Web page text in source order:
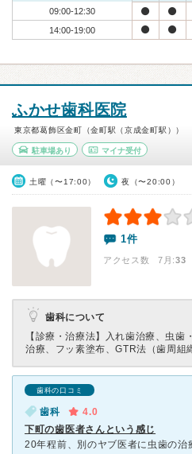
09:00-12:30
14:00-19:00
ふかせ歯科医院
東京都葛飾区金町（金町駅（京成金町駅））
駐車場あり マイナ受付
土曜（〜17:00） 夜（〜20:00）
1件
アクセス数 7月:33
歯科について
【診療・治療法】
入れ歯治療、虫歯
治療、フッ素塗布、GTR法（歯周組
歯科の口コミ
歯科
4.0
下町の歯医者さんという感じ